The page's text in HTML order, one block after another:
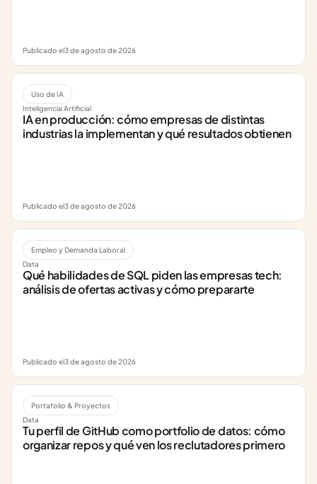
Publicado el3 de agosto de 2026
Uso de IA
Inteligencia Artificial
IA en producción: cómo empresas de distintas
industrias la implementan y qué resultados obtienen
Publicado el3 de agosto de 2026
Empleo y Demanda Laboral
Data
Qué habilidades de SQL piden las empresas tech:
análisis de ofertas activas y cómo prepararte
Publicado el3 de agosto de 2026
Portafolio & Proyectos
Data
Tu perfil de GitHub como portfolio de datos: cómo
organizar repos y qué ven los reclutadores primero